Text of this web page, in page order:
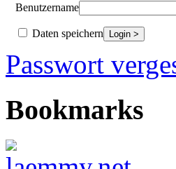
Benutzername
Daten speichern
Passwort
Bookmarks